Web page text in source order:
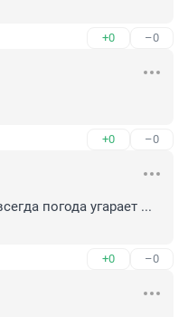
+0 –0
+0 –0
погода угарает ...
+0 –0